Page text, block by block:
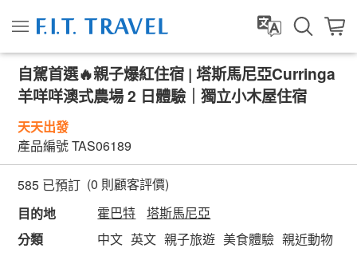
自駕首選🔥親子爆紅住宿 | 塔斯馬尼亞Curringa
羊咩咩澳式農場 2 日體驗｜獨立小木屋住宿
天天出發
產品編號TAS06189
585 已預訂 (0 則顧客評價)
目的地
霍巴特
塔斯馬尼亞
分類
中文 英文 親子旅遊 美食體驗 親近動物